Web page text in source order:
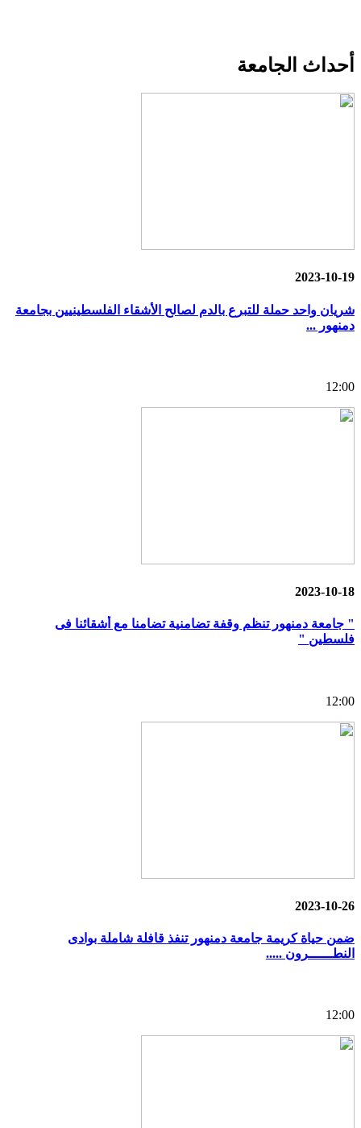
أحداث الجامعة
2023-10-19
شريان واحد حملة للتبرع بالدم لصالح الأشقاء الفلسطينيين بجامعة
دمنهور ...
12:00
2023-10-18
" جامعة دمنهور تنظم وقفة تضامنية تضامنا مع أشقائنا فى
فلسطين "
12:00
2023-10-26
ضمن حياة كريمة جامعة دمنهور تنفذ قافلة شاملة بوادى
النطــــــرون .....
12:00